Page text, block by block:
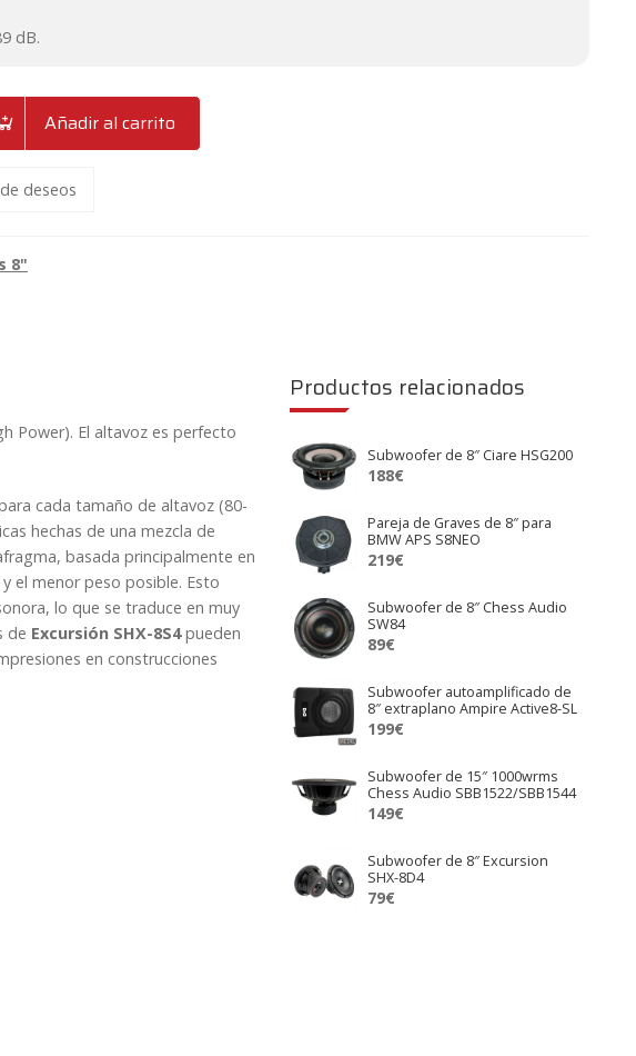
dB.
Añadir al carrito
deseos
8"
Power). El altavoz es perfecto
cada tamaño de altavoz (80-
hechas de una mezcla de
basada principalmente en
el menor peso posible. Esto
lo que se traduce en muy
de Excursión SHX-8S4pueden
en construcciones
Productos relacionados
Subwoofer de 8″ Ciare HSG200
188€
Pareja de Graves de 8″ para
BMW APS S8NEO
219€
Subwoofer de 8″ Chess Audio
SW84
89€
Subwoofer autoamplificado de
8″ extraplano Ampire Active8-SL
199€
Subwoofer de 15″ 1000wrms
Chess Audio SBB1522/SBB1544
149€
Subwoofer de 8″ Excursion
SHX-8D4
79€